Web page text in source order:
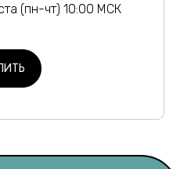
(пн-чт) 10:00 МСК